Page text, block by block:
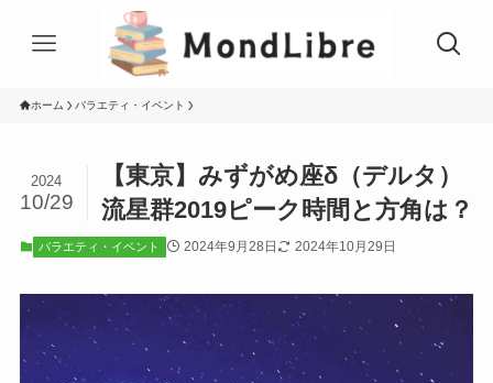
ホーム バラエティ・イベント
【東京】みずがめ座δ（デルタ）
流星群2019ピーク時間と方角は？
2024
10/29
バラエティ・イベント 2024年9月28日 2024年10月29日